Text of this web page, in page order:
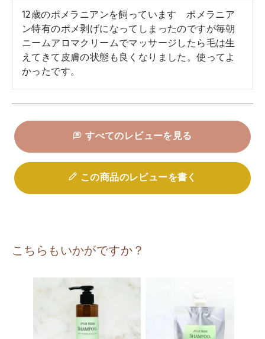
12歳のポメラニアンを飼っています　ポメラニア
ン特有のポメ剥げになってしまったのですが毎朝
ニームアロマクリームでマッサージしたら毛は生
えてきて皮膚の状態も良くなりました。使ってよ
かったです。
すべてのレビューを見る
この商品のレビューを書く
こちらもいかがですか？